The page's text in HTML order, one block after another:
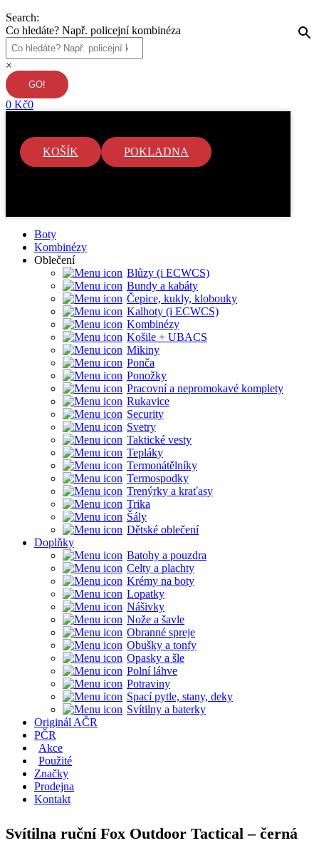
Search:
Co hledáte? Např. policejní kombinéza
×
0 Kč0
KOŠÍK POKLADNA
Boty
Kombinézy
Oblečení
Blůzy (i ECWCS)
Bundy a kabáty
Čepice, kukly, klobouky
Kalhoty (i ECWCS)
Kombinézy
Košile + UBACS
Mikiny
Ponča
Ponožky
Pracovní a nepromokavé komplety
Rukavice
Security
Svetry
Taktické vesty
Tepláky
Termonátělníky
Termospodky
Trenýrky a kraťasy
Trika
Šály
Dětské oblečení
Doplňky
Batohy a pouzdra
Celty a plachty
Krémy na boty
Lopatky
Nášivky
Nože a šavle
Obranné spreje
Obušky a tonfy
Opasky a šle
Polní láhve
Potraviny
Spací pytle, stany, deky
Svítilny a baterky
Originál AČR
PČR
Akce
Použité
Značky
Prodejna
Kontakt
Svítilna ruční Fox Outdoor Tactical – černá